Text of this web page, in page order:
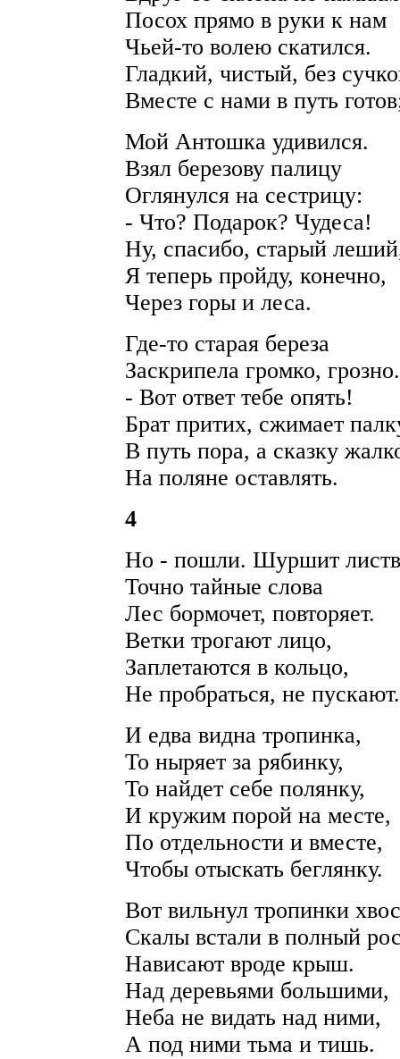
Посох прямо в руки к нам
Чьей-то волею скатился.
Гладкий, чистый, без
Вместе с нами в путь
Мой Антошка удивился.
Взял березову палицу
Оглянулся на сестрицу:
- Что? Подарок? Чудеса!
Ну, спасибо, старый
Я теперь пройду, конечно,
Через горы и леса.
Где-то старая береза
Заскрипела громко, грозно.
- Вот ответ тебе опять!
Брат притих, сжимает
В путь пора, а сказку
На поляне оставлять.
4
Но - пошли. Шуршит
Точно тайные слова
Лес бормочет, повторяет.
Ветки трогают лицо,
Заплетаются в кольцо,
Не пробраться, не пускают.
И едва видна тропинка,
То ныряет за рябинку,
То найдет себе полянку,
И кружим порой на месте,
По отдельности и вместе,
Чтобы отыскать беглянку.
Вот вильнул тропинки
Скалы встали в полный
Нависают вроде крыш.
Над деревьями большими,
Неба не видать над ними,
А под ними тьма и тишь.